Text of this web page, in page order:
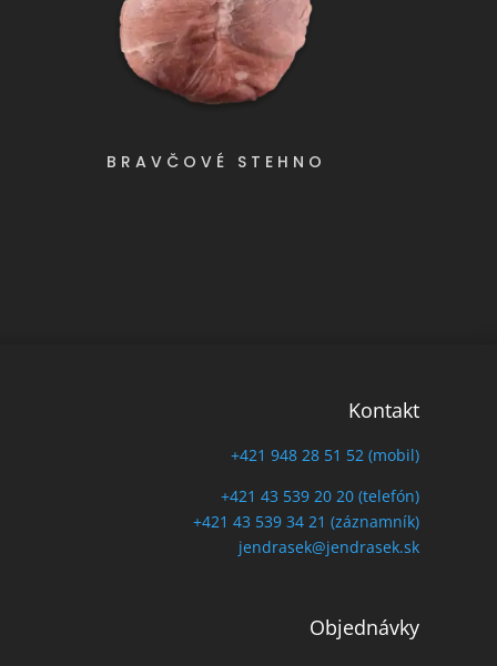
BRAVČOVÉ STEHNO
Kontakt
+421 948 28 51 52 (mobil)
+421 43 539 20 20 (telefón)
+421 43 539 34 21 (záznamník)
jendrasek@jendrasek.sk
Objednávky